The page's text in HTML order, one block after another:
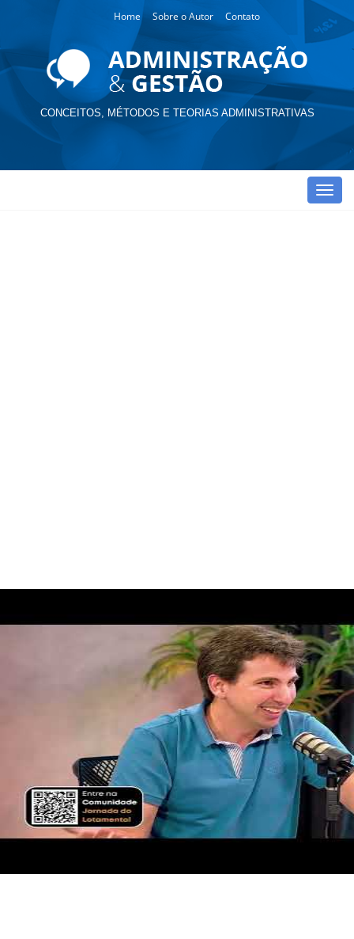
Home Sobre o Autor Contato
CONCEITOS, MÉTODOS E TEORIAS ADMINISTRATIVAS